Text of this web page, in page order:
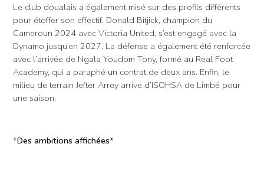
Le club doualais a également misé sur des profils différents
pour étoffer son effectif. Donald Bitjick, champion du
Cameroun 2024 avec Victoria United, s’est engagé avec la
Dynamo jusqu’en 2027. La défense a également été renforcée
avec l’arrivée de Ngala Youdom Tony, formé au Real Foot
Academy, qui a paraphé un contrat de deux ans. Enfin, le
milieu de terrain Jefter Arrey arrive d’ISOHSA de Limbé pour
une saison.
*Des ambitions affichées*